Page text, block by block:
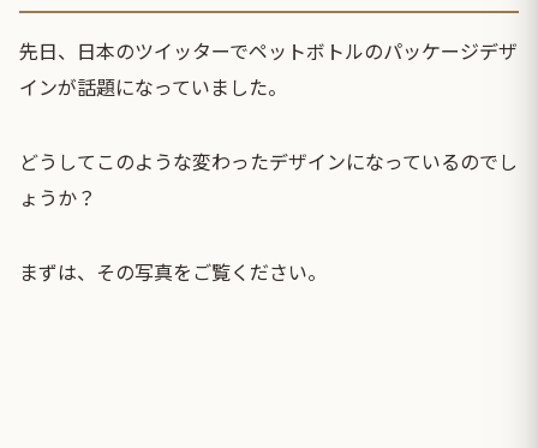
先日、日本のツイッターでペットボトルのパッケージデザ
インが話題になっていました。
どうしてこのような変わったデザインになっているのでし
ょうか？
まずは、その写真をご覧ください。